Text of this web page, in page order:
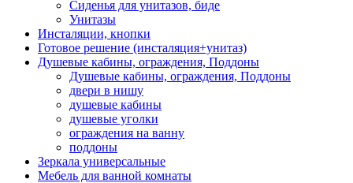
Сиденья для унитазов, биде
Унитазы
Инсталяции, кнопки
Готовое решение (инсталяция+унитаз)
Душевые кабины, ограждения, Поддоны
Душевые кабины, ограждения, Поддоны
двери в нишу
душевые кабины
душевые уголки
ограждения на ванну
поддоны
Зеркала универсальные
Мебель для ванной комнаты